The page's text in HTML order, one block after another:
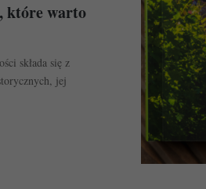
które warto
składa się z
jej